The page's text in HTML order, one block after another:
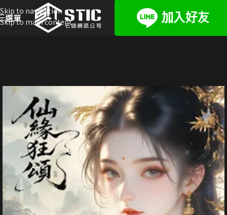
Skip to navigation
Skip to main content
選單